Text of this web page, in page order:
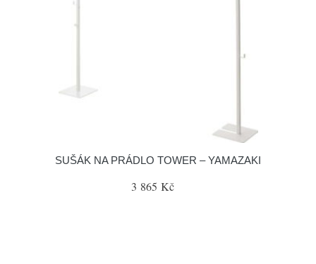
SUŠÁK NA PRÁDLO TOWER – YAMAZAKI
3 865 Kč